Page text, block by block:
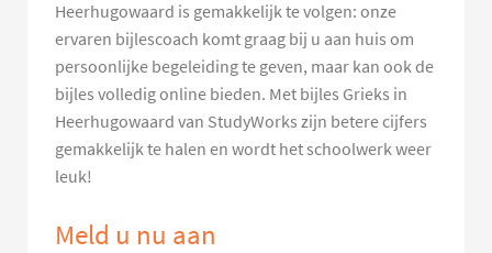
Heerhugowaard is gemakkelijk te volgen: onze
ervaren bijlescoach komt graag bij u aan huis om
persoonlijke begeleiding te geven, maar kan ook de
bijles volledig online bieden. Met bijles Grieks in
Heerhugowaard van StudyWorks zijn betere cijfers
gemakkelijk te halen en wordt het schoolwerk weer
leuk!
Meld u nu aan